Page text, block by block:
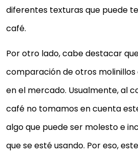
diferentes texturas que puede
café.
Por otro lado, cabe destacar
comparación de otros molinillos
en el mercado. Usualmente, al
café no tomamos en cuenta
algo que puede ser molesto e
que se esté usando. Por eso,